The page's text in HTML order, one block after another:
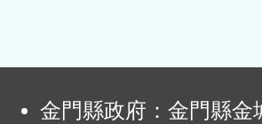
金門縣政府：金門縣金